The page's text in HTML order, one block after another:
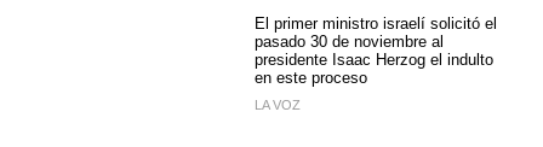
El primer ministro israelí solicitó el
pasado 30 de noviembre al
presidente Isaac Herzog el indulto
en este proceso
LA VOZ